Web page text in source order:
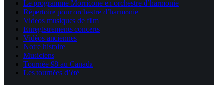
Le programme Morricone en orchestre d’harmonie
Répertoire pour orchestre d’harmonie
Videos musiques de film
Enregistrements concerts
Vidéos anciennes
Notre histoire
Musiciens
Tournée 98 au Canada
Les tournées d’été